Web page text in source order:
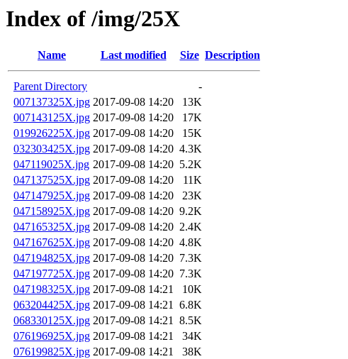
Index of /img/25X
Name Last modified Size Description
Parent Directory
-
007137325X.jpg 2017-09-08 14:20
13K
007143125X.jpg 2017-09-08 14:20
17K
019926225X.jpg 2017-09-08 14:20
15K
032303425X.jpg 2017-09-08 14:20 4.3K
047119025X.jpg 2017-09-08 14:20 5.2K
047137525X.jpg 2017-09-08 14:20
11K
047147925X.jpg 2017-09-08 14:20
23K
047158925X.jpg 2017-09-08 14:20 9.2K
047165325X.jpg 2017-09-08 14:20 2.4K
047167625X.jpg 2017-09-08 14:20 4.8K
047194825X.jpg 2017-09-08 14:20 7.3K
047197725X.jpg 2017-09-08 14:20 7.3K
047198325X.jpg 2017-09-08 14:21
10K
063204425X.jpg 2017-09-08 14:21 6.8K
068330125X.jpg 2017-09-08 14:21 8.5K
076196925X.jpg 2017-09-08 14:21
34K
076199825X.jpg 2017-09-08 14:21
38K